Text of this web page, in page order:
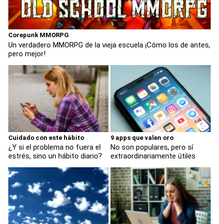
Corepunk MMORPG
Un verdadero MMORPG de la vieja escuela ¡Cómo los de antes,
pero mejor!
Cuidado con este hábito
¿Y si el problema no fuera el
estrés, sino un hábito diario?
9 apps que valen oro
No son populares, pero sí
extraordinariamente útiles